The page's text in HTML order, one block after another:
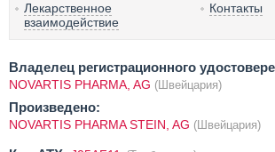
Лекарственное
взаимодействие
Контакты
Владелец регистрационного
NOVARTIS PHARMA, AG (Швейцария)
Произведено:
NOVARTIS PHARMA STEIN, AG (Швейцария)